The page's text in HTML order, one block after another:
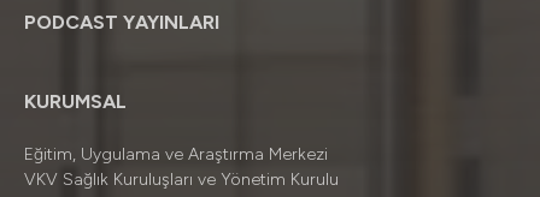
PODCAST YAYINLARI
KURUMSAL
Eğitim, Uygulama ve Araştırma Merkezi
VKV Sağlık Kuruluşları ve Yönetim Kurulu